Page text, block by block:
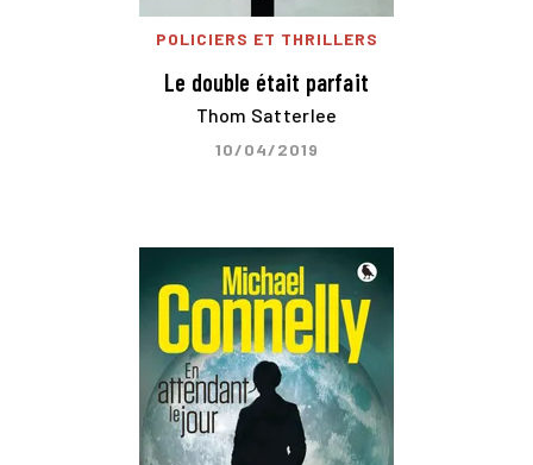
POLICIERS ET THRILLERS
Le double était parfait
Thom Satterlee
10/04/2019